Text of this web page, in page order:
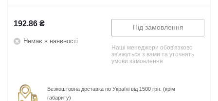
192.86 ₴
Немає в наявності
Під замовлення
Наші менеджери обов'язково
зв'яжуться з вами та уточнять
умови замовлення
Безкоштовна доставка по Україні від 1500 грн. (крім
габариту)